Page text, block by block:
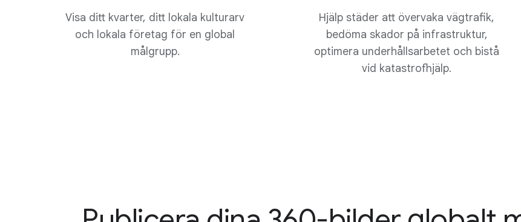
Visa ditt kvarter, ditt lokala kulturarv
och lokala företag för en global
målgrupp.
Hjälp städer att övervaka vägtrafik,
bedöma skador på infrastruktur,
optimera underhållsarbetet och bistå
vid katastrofhjälp.